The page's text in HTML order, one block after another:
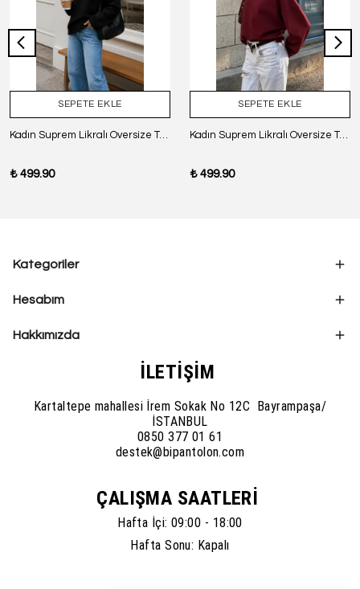
SEPETE EKLE
Kadın Suprem Likralı Oversize T-Shirt - SİYAH
₺ 499.90
SEPETE EKLE
Kadın Suprem Likralı Oversize T-Shirt - BORDO
₺ 499.90
Kategoriler
Hesabım
Hakkımızda
İLETİŞİM
Kartaltepe mahallesi İrem Sokak No 12C Bayrampaşa/
İSTANBUL
0850 377 01 61
destek@bipantolon.com
ÇALIŞMA SAATLERİ
Hafta İçi: 09:00 - 18:00
Hafta Sonu: Kapalı